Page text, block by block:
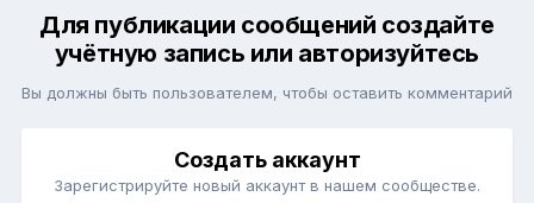
Для публикации сообщений создайте
учётную запись или авторизуйтесь
Вы должны быть пользователем, чтобы оставить комментарий
Создать аккаунт
Зарегистрируйте новый аккаунт в нашем сообществе.